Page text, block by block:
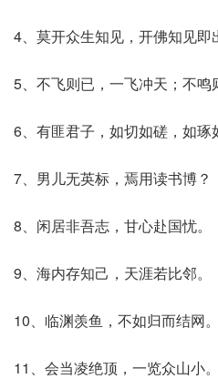
4、莫开众生知见，开佛知见即
5、不飞则已，一飞冲天；不鸣
6、有匪君子，如切如磋，如琢
7、男儿无英标，焉用读书博？
8、闲居非吾志，甘心赴国忧。
9、海内存知己，天涯若比邻。
10、临渊羡鱼，不如归而结网。
11、会当凌绝顶，一览众山小。